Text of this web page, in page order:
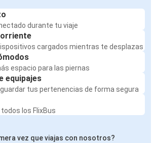
durante tu viaje
cargados mientras te desplazas
espacio para las piernas
equipajes
tus pertenencias de forma segura
los FlixBus
vez que viajas con nosotros?